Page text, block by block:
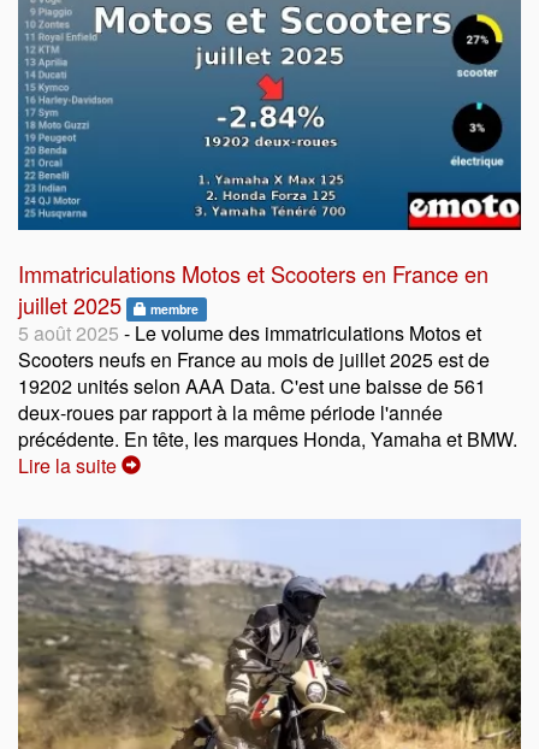
Immatriculations Motos et Scooters en France en
juillet 2025
membre
5 août 2025 - Le volume des immatriculations Motos et
Scooters neufs en France au mois de juillet 2025 est de
19202 unités selon AAA Data. C'est une baisse de 561
deux-roues par rapport à la même période l'année
précédente. En tête, les marques Honda, Yamaha et BMW.
Lire la suite